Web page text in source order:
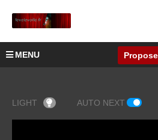
MENU
LIGHT AUTO NEXT